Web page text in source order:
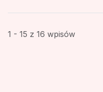
1 - 15 z 16 wpisów